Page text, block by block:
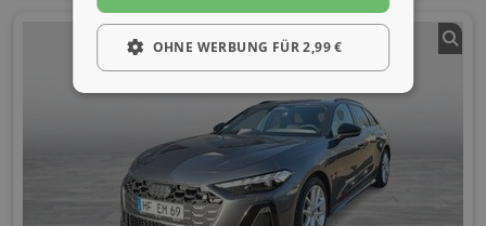
OHNE WERBUNG FÜR 2,99 €